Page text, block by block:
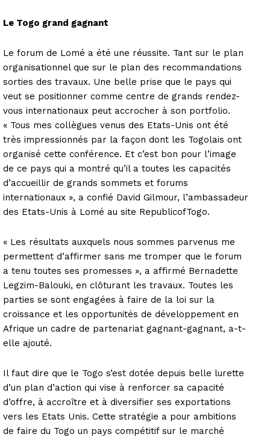
Le Togo grand gagnant
Le forum de Lomé a été une réussite. Tant sur le plan
organisationnel que sur le plan des recommandations
sorties des travaux. Une belle prise que le pays qui
veut se positionner comme centre de grands rendez-
vous internationaux peut accrocher à son portfolio.
« Tous mes collègues venus des Etats-Unis ont été
très impressionnés par la façon dont les Togolais ont
organisé cette conférence. Et c’est bon pour l’image
de ce pays qui a montré qu’il a toutes les capacités
d’accueillir de grands sommets et forums
internationaux », a confié David Gilmour, l’ambassadeur
des Etats-Unis à Lomé au site RepublicofTogo.
« Les résultats auxquels nous sommes parvenus me
permettent d’affirmer sans me tromper que le forum
a tenu toutes ses promesses », a affirmé Bernadette
Legzim-Balouki, en clôturant les travaux. Toutes les
parties se sont engagées à faire de la loi sur la
croissance et les opportunités de développement en
Afrique un cadre de partenariat gagnant-gagnant, a-t-
elle ajouté.
Il faut dire que le Togo s’est dotée depuis belle lurette
d’un plan d’action qui vise à renforcer sa capacité
d’offre, à accroître et à diversifier ses exportations
vers les Etats Unis. Cette stratégie a pour ambitions
de faire du Togo un pays compétitif sur le marché